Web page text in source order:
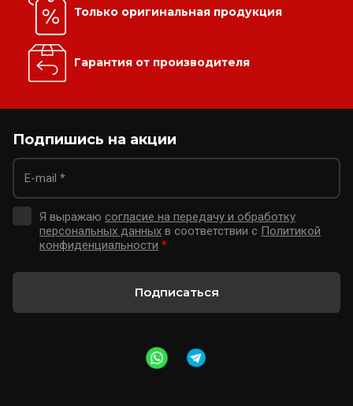
Только оригинальная продукция
Гарантия от производителя
Подпишись на акции
Я выражаю согласие на передачу и обработку
персональных данных в соответствии с Политикой
конфиденциальности *
Подписаться